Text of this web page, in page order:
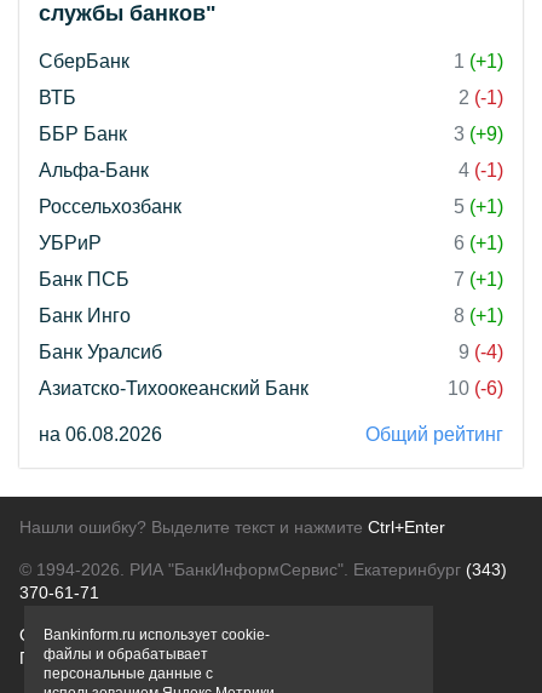
службы банков"
СберБанк 1 (+1)
ВТБ
2 (-1)
ББР Банк
3 (+9)
Альфа-Банк
4 (-1)
Россельхозбанк
5 (+1)
УБРиР
6 (+1)
Банк ПСБ
7 (+1)
Банк Инго
8 (+1)
Банк Уралсиб
9 (-4)
Азиатско-Тихоокеанский Банк
10 (-6)
на 06.08.2026 Общий рейтинг
Нашли ошибку? Выделите текст и нажмите Ctrl+Enter
© 1994-2026. РИА "БанкИнформСервис". Екатеринбург (343)
370-61-71
О проектеПолитика конфиденциальности
Правовая информацияДля рекламодателей
Bankinform.ru использует cookie-
файлы и обрабатывает
персональные данные с